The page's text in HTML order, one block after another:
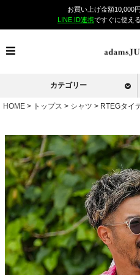
お買い上げ金額10,000
LINE ID連携ですぐに使え
カテゴリー
HOME トップス シャツ RTEGタイ